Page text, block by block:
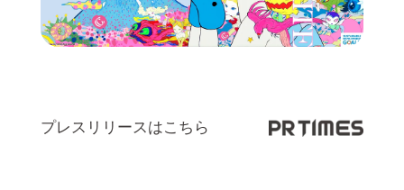
プレスリリースはこちら